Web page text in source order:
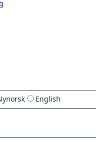
English